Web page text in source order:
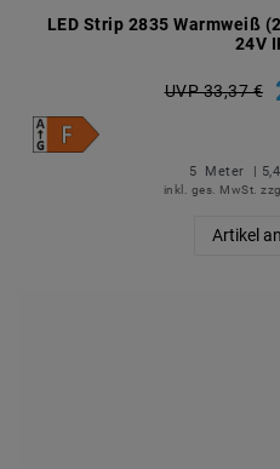
LED Strip 2835 Warmweiß
24V
UVP 33,37 €
5 Meter |
inkl. ges. MwSt.
Artikel